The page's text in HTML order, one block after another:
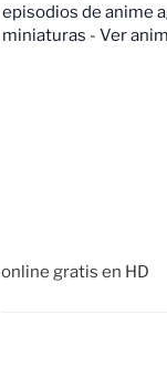
episodios de anime
miniaturas - Ver
online gratis en HD